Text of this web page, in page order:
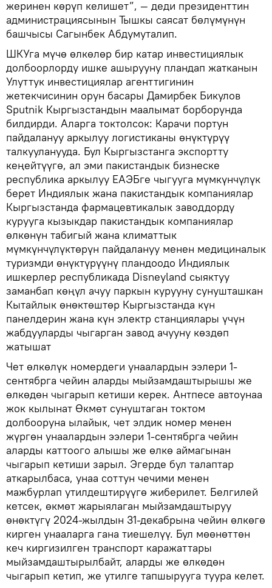
жеринен көрүп келишет”, — деди президенттин
администрациясынын Тышкы саясат бөлүмүнүн
башчысы Сагынбек Абдумуталип.
ШКУга мүчө өлкөлөр бир катар инвестициялык
долбоорлорду ишке ашырууну пландап жатканын
Улуттук инвестициялар агенттигинин
жетекчисинин орун басары Дамирбек Бикулов
Sputnik Кыргызстандын маалымат борборунда
билдирди. Аларга токтолсок: Карачи портун
пайдалануу аркылуу логистиканы өнүктүрүү
талкууланууда. Бул Кыргызстанга экспортту
кеңейтүүгө, ал эми пакистандык бизнеске
республика аркылуу ЕАЭБге чыгууга мүмкүнчүлүк
берет Индиялык жана пакистандык компаниялар
Кыргызстанда фармацевтикалык заводдорду
курууга кызыкдар пакистандык компаниялар
өлкөнүн табигый жана климаттык
мүмкүнчүлүктөрүн пайдалануу менен медициналык
туризмди өнүктүрүүнү пландоодо Индиялык
ишкерлер республикада Disneyland сыяктуу
заманбап көңүл ачуу паркын курууну сунушташкан
Кытайлык өнөктөштөр Кыргызстанда күн
панелдерин жана күн электр станциялары үчүн
жабдууларды чыгарган завод ачууну көздөп
жатышат
Чет өлкөлүк номердеги унаалардын ээлери 1-
сентябрга чейин аларды мыйзамдаштырышы же
өлкөдөн чыгарып кетиши керек. Антпесе автоунаа
жок кылынат Өкмөт сунуштаган токтом
долбооруна ылайык, чет элдик номер менен
жүргөн унаалардын ээлери 1-сентябрга чейин
аларды каттоого алышы же өлкө аймагынан
чыгарып кетиши зарыл. Эгерде бул талаптар
аткарылбаса, унаа соттун чечими менен
мажбурлап утилдештирүүгө жиберилет. Белгилей
кетсек, өкмөт жарыялаган мыйзамдаштыруу
өнөктүгү 2024-жылдын 31-декабрына чейин өлкөгө
кирген унааларга гана тиешелүү. Бул мөөнөттөн
кеч киргизилген транспорт каражаттары
мыйзамдаштырылбайт, аларды же өлкөдөн
чыгарып кетип, же утилге тапшырууга туура келет.